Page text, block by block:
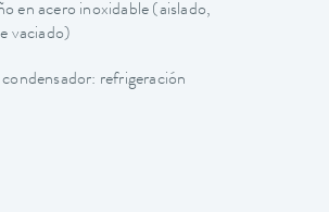
en acero inoxidable (aislado,
vaciado)
refrigeración